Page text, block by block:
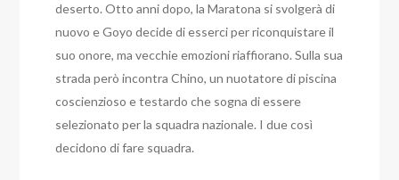
deserto. Otto anni dopo, la Maratona si svolgerà di
nuovo e Goyo decide di esserci per riconquistare il
suo onore, ma vecchie emozioni riaffiorano. Sulla sua
strada però incontra Chino, un nuotatore di piscina
coscienzioso e testardo che sogna di essere
selezionato per la squadra nazionale. I due così
decidono di fare squadra.